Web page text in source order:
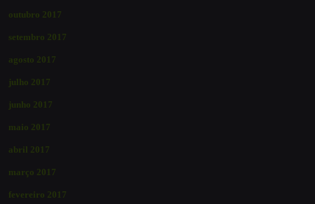
outubro 2017
setembro 2017
agosto 2017
julho 2017
junho 2017
maio 2017
abril 2017
março 2017
fevereiro 2017